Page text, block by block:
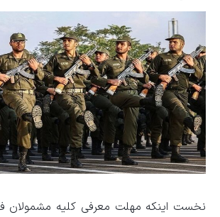
نخست اینکه مهلت معرفی کلیه مشمولان